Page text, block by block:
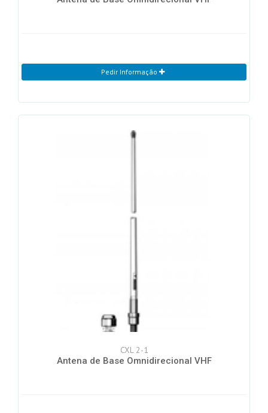
Pedir Informação
CXL 2-1
Antena de Base Omnidirecional VHF